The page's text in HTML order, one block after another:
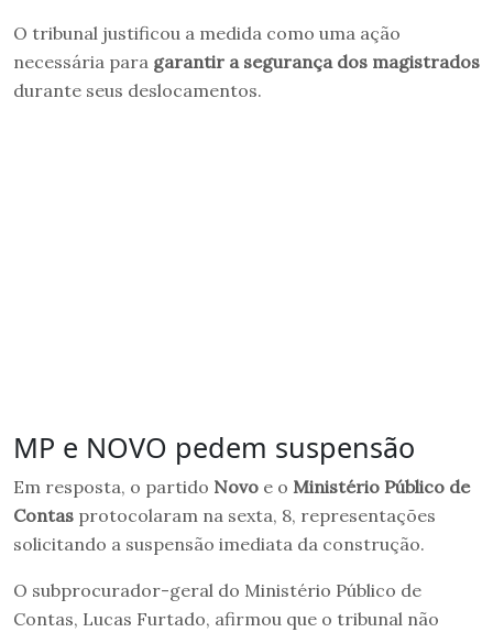
O tribunal justificou a medida como uma ação
necessária para garantir a segurança dos magistrados
durante seus deslocamentos.
MP e NOVO pedem suspensão
Em resposta, o partido Novo e o Ministério Público de
Contas protocolaram na sexta, 8, representações
solicitando a suspensão imediata da construção.
O subprocurador-geral do Ministério Público de
Contas, Lucas Furtado, afirmou que o tribunal não